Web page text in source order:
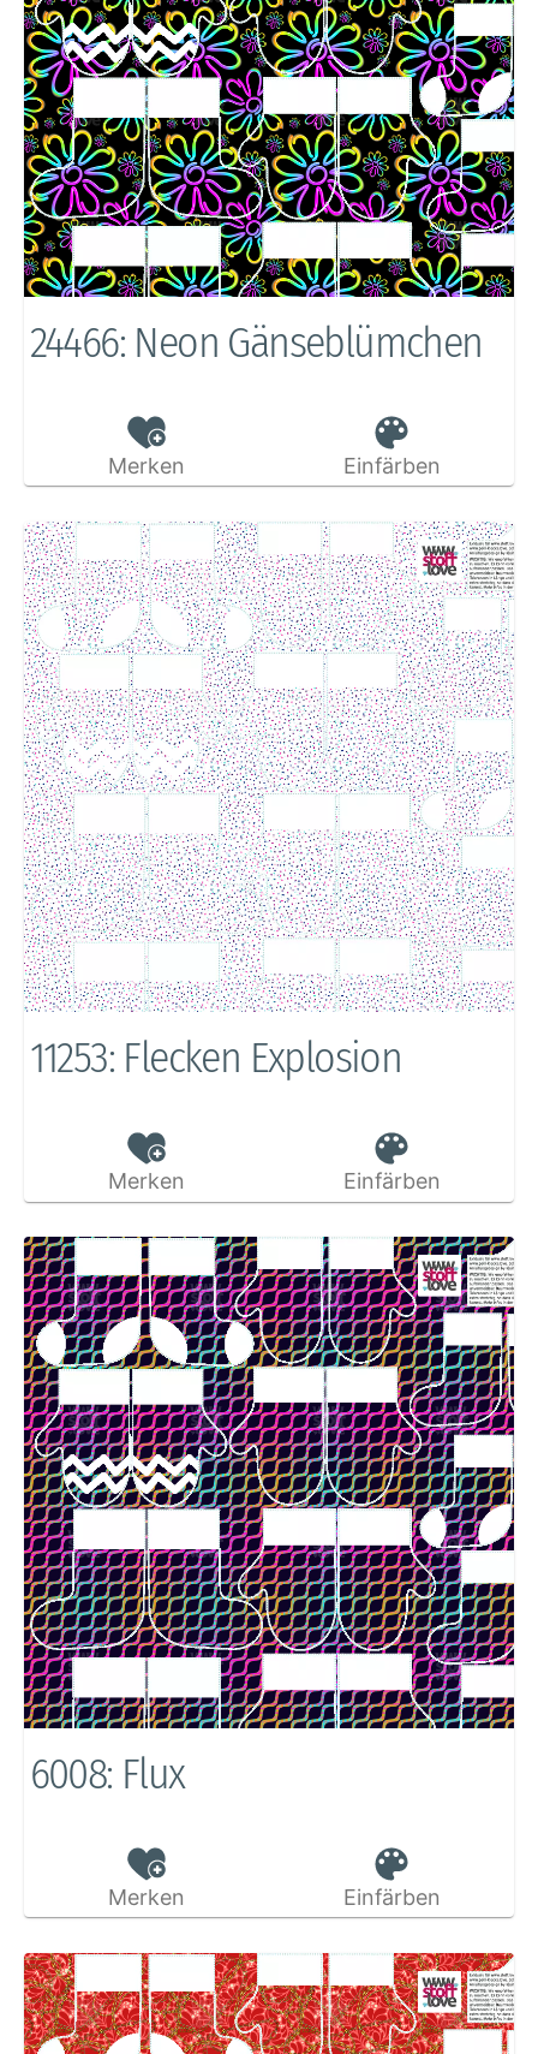
24466: Neon Gänseblümchen
Merken Einfärben
11253: Flecken Explosion
Merken Einfärben
6008: Flux
Merken Einfärben